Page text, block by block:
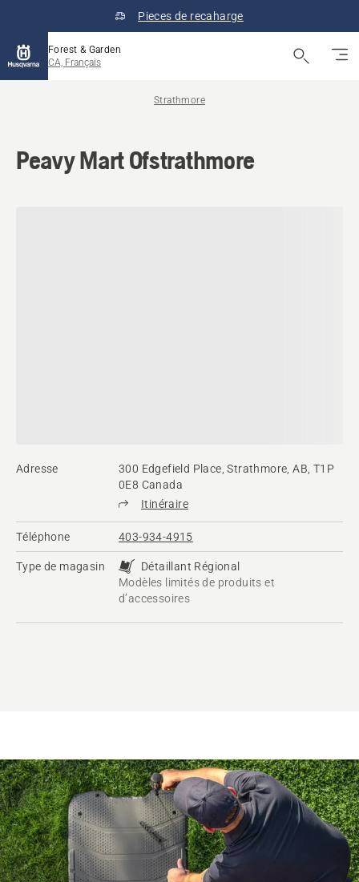
Pieces de recaharge
Forest & Garden
CA, Français
Strathmore
Peavy Mart Ofstrathmore
Adresse
300 Edgefield Place, Strathmore, AB, T1P
0E8 Canada
Itinéraire
Téléphone 403-934-4915
Type de magasin
Détaillant Régional
Modèles limités de produits et
d’accessoires